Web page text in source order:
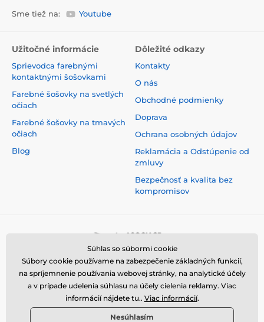
Sme tiež na: Youtube
Užitočné informácie
Sprievodca farebnými
kontaktnými šošovkami
Farebné šošovky na svetlých
očiach
Farebné šošovky na tmavých
očiach
Blog
Dôležité odkazy
Kontakty
O nás
Obchodné podmienky
Doprava
Ochrana osobných údajov
Reklamácia a Odstúpenie od
zmluvy
Bezpečnosť a kvalita bez
kompromisov
Súhlas so súbormi cookie
Súbory cookie používame na zabezpečenie základných funkcií,
na spríjemnenie používania webovej stránky, na analytické účely
a v prípade udelenia súhlasu na účely cielenia reklamy. Viac
informácií nájdete tu.. Viac informácií.
Nesúhlasím